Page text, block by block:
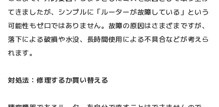
てきましたが、シンプルに「ルーターが故障している」という
可能性もゼロではありません。故障の原因はさまざまですが、
落下による破損や水没、長時間使用による不具合などが考えら
れます。
対処法：修理するか買い替える